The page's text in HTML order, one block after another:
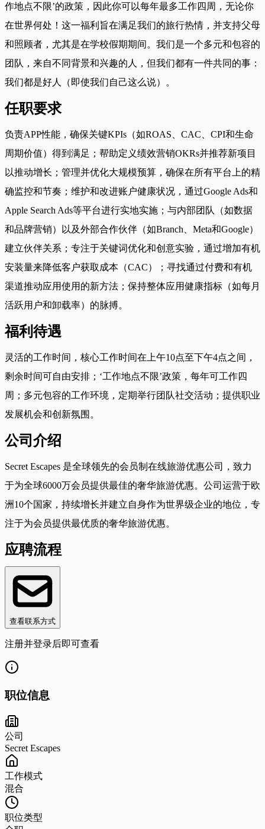
作地点不限’的政策，因此你可以每年最多工作四周，无论你
在世界何处！这一福利旨在满足我们的旅行热情，并支持父母
和照顾者，尤其是在学校假期期间。我们是一个多元和包容的
团队，来自不同背景和兴趣的人，但我们都有一件共同的事：
我们都是好人（即使我们自己这么说）。
任职要求
负责APP性能，确保关键KPIs（如ROAS、CAC、CPI和生命
周期价值）得到满足；帮助定义绩效营销OKRs并推荐新项目
以推动增长；管理并优化大规模预算，确保在所有平台上的精
确监控和节奏；维护和改进账户健康状况，通过Google Ads和
Apple Search Ads等平台进行实地实施；与内部团队（如数据
和品牌营销）以及外部合作伙伴（如Branch、Meta和Google）
建立伙伴关系；专注于关键词优化和创意实验，通过增加有机
安装量来降低客户获取成本（CAC）；寻找通过付费和有机
渠道推动应用使用的新方法；保持整体应用健康指标（如每月
活跃用户和卸载率）的脉搏。
福利待遇
灵活的工作时间，核心工作时间在上午10点至下午4点之间，
剩余时间可自由安排；‘工作地点不限’政策，每年可工作四
周；多元包容的工作环境，定期举行团队社交活动；提供职业
发展机会和创新氛围。
公司介绍
Secret Escapes 是全球领先的会员制在线旅游优惠公司，致力
于为全球6000万会员提供最佳的奢华旅游优惠。公司运营于欧
洲10个国家，持续增长并建立自身作为世界级企业的地位，专
注于为会员提供最优质的奢华旅游优惠。
应聘流程
查看联系方式
注册并登录后即可查看
职位信息
公司
Secret Escapes
工作模式
混合
职位类型